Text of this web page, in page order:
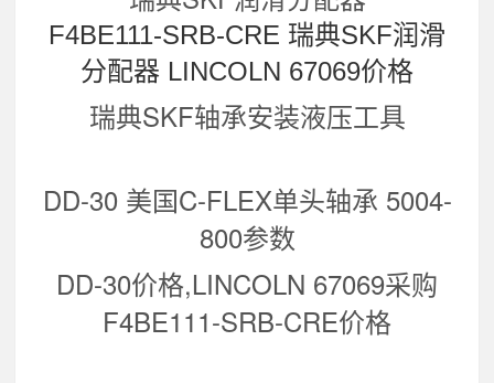
F4BE111-SRB-CRE 瑞典SKF润滑
分配器 LINCOLN 67069价格
瑞典SKF轴承安装液压工具
DD-30 美国C-FLEX单头轴承 5004-
800参数
DD-30价格,LINCOLN 67069采购
F4BE111-SRB-CRE价格